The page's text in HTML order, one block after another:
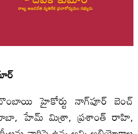
హైకోర్టు నాగ్‌పూర్ బెంచ్
హేమ్ మిశ్రా, ప్రశాంత్ రాహి,